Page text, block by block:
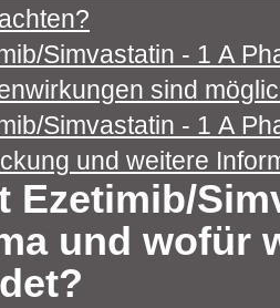
Simvastatin - 1 A
sind
Simvastatin - 1 A
und weitere
Ezetimib/
und wofür